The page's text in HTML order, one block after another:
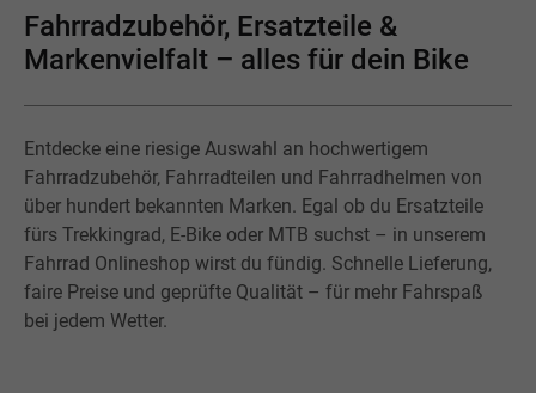
Fahrradzubehör, Ersatzteile &
Markenvielfalt – alles für dein Bike
Entdecke eine riesige Auswahl an hochwertigem
Fahrradzubehör, Fahrradteilen und Fahrradhelmen von
über hundert bekannten Marken. Egal ob du Ersatzteile
fürs Trekkingrad, E-Bike oder MTB suchst – in unserem
Fahrrad Onlineshop wirst du fündig. Schnelle Lieferung,
faire Preise und geprüfte Qualität – für mehr Fahrspaß
bei jedem Wetter.